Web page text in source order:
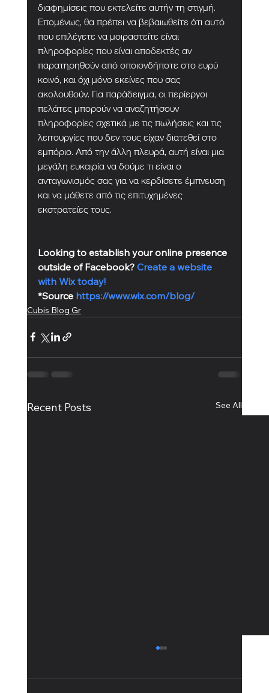
διαφημίσεις που εκτελείτε αυτήν τη στιγμή.
Επομένως, θα πρέπει να βεβαιωθείτε ότι αυτό
που επιλέγετε να μοιραστείτε είναι
πληροφορίες που είναι αποδεκτές αν
παρατηρηθούν από οποιονδήποτε στο ευρύ
κοινό, και όχι μόνο εκείνες που σας
ακολουθούν. Για παράδειγμα, οι περίεργοι
πελάτες μπορούν να αναζητήσουν
πληροφορίες σχετικά με τις πωλήσεις και τις
λειτουργίες που δεν τους είχαν διατεθεί στο
εμπόριο. Από την άλλη πλευρά, αυτή είναι μια
μεγάλη ευκαιρία να δούμε τι είναι ο
ανταγωνισμός σας για να κερδίσετε έμπνευση
και να μάθετε από τις επιτυχημένες
εκστρατείες τους.
Looking to establish your online presence
outside of Facebook? Create a website
with Wix today!
*Source https://www.wix.com/blog/
Cubis Blog Gr
Recent Posts See All